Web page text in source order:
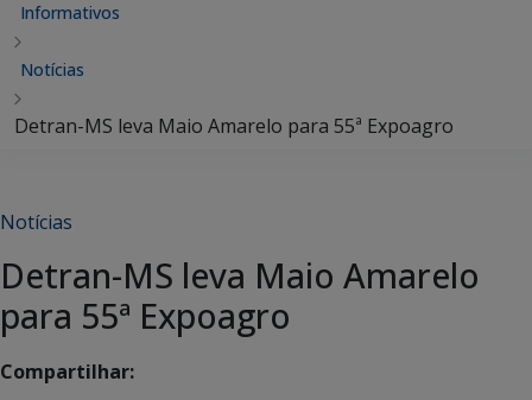
Informativos
Notícias
Detran-MS leva Maio Amarelo para 55ª Expoagro
Notícias
Detran-MS leva Maio Amarelo
para 55ª Expoagro
Compartilhar: